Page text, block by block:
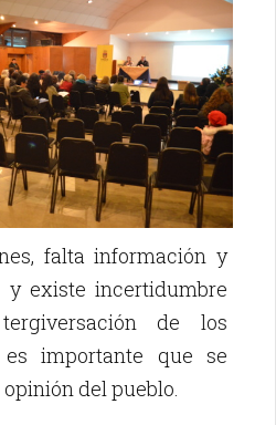
falta información y
y existe incertidumbre
de los
es importante que se
del pueblo.